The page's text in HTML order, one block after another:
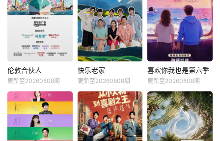
伦敦合伙人
更新至20260808期
快乐老家
更新至20260808期
喜欢你我也是第六季
更新至20260808期